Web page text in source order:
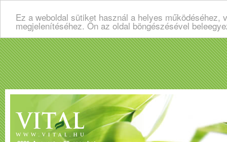
Ez a weboldal sütiket használ a helyes
megjelenítéséhez. Ön az oldal böngészésével